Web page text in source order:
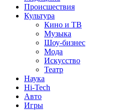
Происшествия
Культура
Кино и ТВ
Музыка
Шоу-бизнес
Мода
Искусство
Театр
Наука
Hi-Tech
Авто
Игры